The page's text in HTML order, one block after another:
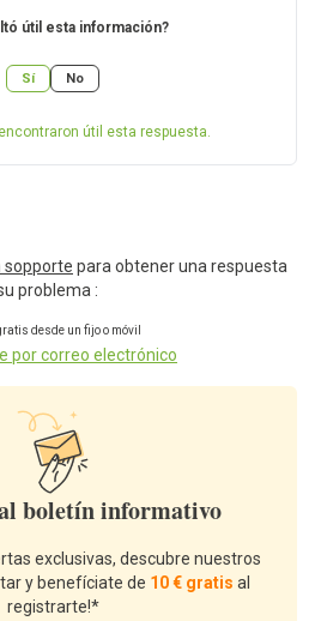
útil esta información?
Sí No
útil esta respuesta.
sopporte para obtener una respuesta
problema :
desde un fijo o móvil
por correo electrónico
boletín informativo
exclusivas, descubre nuestros
y benefíciate de 10 € gratis al
registrarte!*